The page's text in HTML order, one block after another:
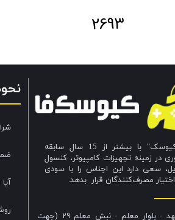
2693
فروشگاه "کیوسک" با بیشتر از 15 سال سابقه
در زمینه تجهیزات کامپیوتر، کنسول
سعی دارد این اجناس را با سودی
مصرف‌کنندگان قرار بدهد.
آدرس : مشهد - بلوار معلم - نبش معلم 29 (جهت